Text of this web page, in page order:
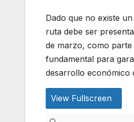
Dado que no existe
ruta debe ser
de marzo, como parte
fundamental para
desarrollo económico
View Fullscreen